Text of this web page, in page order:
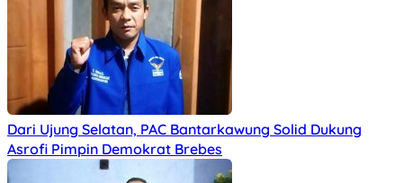
Dari Ujung Selatan, PAC Bantarkawung Solid Dukung
Asrofi Pimpin Demokrat Brebes